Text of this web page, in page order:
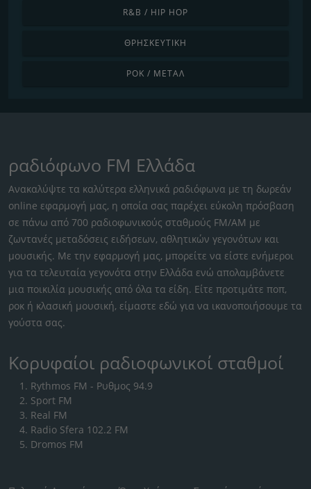
R&B / HIP HOP
ΘΡΗΣΚΕΥΤΙΚΉ
ΡΟΚ / ΜΈΤΑΛ
ραδιόφωνο FM Ελλάδα
Ανακαλύψτε τα καλύτερα ελληνικά ραδιόφωνα με τη δωρεάν
online εφαρμογή μας, η οποία σας παρέχει εύκολη πρόσβαση
σε πάνω από 700 ραδιοφωνικούς σταθμούς FM/AM με
ζωντανές μεταδόσεις ειδήσεων, αθλητικών γεγονότων και
μουσικής. Με την εφαρμογή μας, μπορείτε να είστε ενήμεροι
για τα τελευταία γεγονότα στην Ελλάδα ενώ απολαμβάνετε
μια ποικιλία μουσικής από όλα τα είδη. Είτε προτιμάτε ποπ,
ροκ ή κλασική μουσική, είμαστε εδώ για να ικανοποιήσουμε τα
γούστα σας.
Κορυφαίοι ραδιοφωνικοί σταθμοί
Rythmos FM - Ρυθμος 94.9
Sport FM
Real FM
Radio Sfera 102.2 FM
Dromos FM